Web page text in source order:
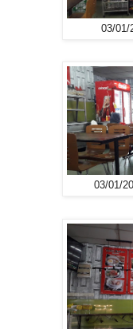
03/01/
03/01/